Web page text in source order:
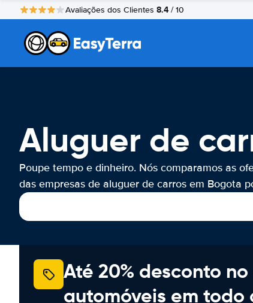
Avaliações dos Clientes 8.4 / 10
Aluguer de
Poupe tempo e dinheiro. Nós comparamos as
das empresas de aluguer de carros em Bogota
Até 20% desconto
automóveis em todo